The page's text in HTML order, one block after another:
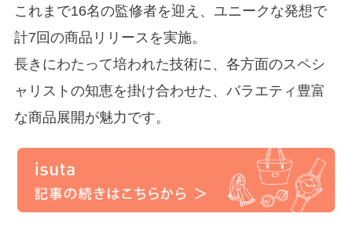
これまで16名の監修者を迎え、ユニークな発想で
計7回の商品リリースを実施。
長きにわたって培われた技術に、各方面のスペシ
ャリストの知恵を掛け合わせた、バラエティ豊富
な商品展開が魅力です。